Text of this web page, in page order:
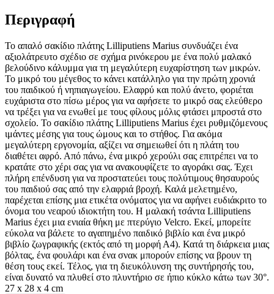
Περιγραφή
Το απαλό σακίδιο πλάτης Lilliputiens Marius συνδυάζει ένα
αξιολάτρευτο σχέδιο σε σχήμα ρινόκερου με ένα πολύ μαλακό
βελούδινο κάλυμμα για τη μεγαλύτερη ευχαρίστηση των μικρών.
Το μικρό του μέγεθος το κάνει κατάλληλο για την πρώτη χρονιά
του παιδικού ή νηπιαγωγείου. Ελαφρύ και πολύ άνετο, φοριέται
ευχάριστα στο πίσω μέρος για να αφήσετε το μικρό σας ελεύθερο
να τρέξει για να ενωθεί με τους φίλους μόλις φτάσει μπροστά στο
σχολείο. Το σακίδιο πλάτης Lilliputiens Marius έχει ρυθμιζόμενους
ιμάντες μέσης για τους ώμους και το στήθος. Για ακόμα
μεγαλύτερη εργονομία, αξίζει να σημειωθεί ότι η πλάτη του
διαθέτει αφρό. Από πάνω, ένα μικρό χερούλι σας επιτρέπει να το
κρατάτε στο χέρι σας για να ανακουφίζετε το αγοράκι σας. Έχει
πλήρη επένδυση για να προστατεύει τους πολύτιμους θησαυρούς
του παιδιού σας από την ελαφριά βροχή. Καλά μελετημένο,
παρέχεται επίσης μια ετικέτα ονόματος για να αφήνει ευδιάκριτο το
όνομα του νεαρού ιδιοκτήτη του. Η μαλακή τσάντα Lilliputiens
Marius έχει μια ενιαία θήκη με πτερύγιο Velcro. Εκεί, μπορείτε
εύκολα να βάλετε το αγαπημένο παιδικό βιβλίο και ένα μικρό
βιβλίο ζωγραφικής (εκτός από τη μορφή Α4). Κατά τη διάρκεια μιας
βόλτας, ένα φουλάρι και ένα σνακ μπορούν επίσης να βρουν τη
θέση τους εκεί. Τέλος, για τη διευκόλυνση της συντήρησής του,
είναι δυνατό να πλυθεί στο πλυντήριο σε ήπιο κύκλο κάτω των 30°.
27 x 28 x 4 cm